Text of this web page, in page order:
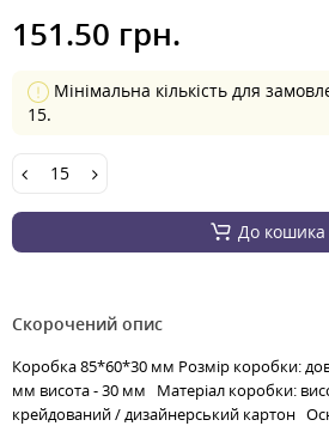
151.50 грн.
Мінімальна кількість для
15.
До кошика
Скорочений опис
Коробка 85*60*30 мм Розмір коробки:
мм висота - 30 мм Матеріал коробки:
крейдований / дизайнерський картон